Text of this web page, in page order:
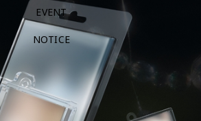
EVENT
NOTICE